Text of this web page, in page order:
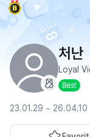
처난
Loyal
Best
23.01.29 ~ 26.04.10